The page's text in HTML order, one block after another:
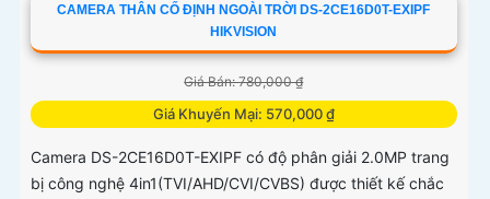
CAMERA THÂN CỐ ĐỊNH NGOÀI TRỜI DS-2CE16D0T-EXIPF
HIKVISION
Giá Bán: 780,000 ₫
Giá Khuyến Mại: 570,000 ₫
Camera DS-2CE16D0T-EXIPF có độ phân giải 2.0MP trang
bị công nghệ 4in1(TVI/AHD/CVI/CVBS) được thiết kế chắc